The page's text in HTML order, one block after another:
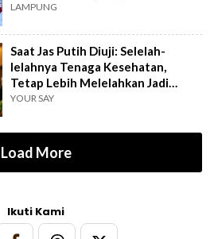
LAMPUNG
Saat Jas Putih Diuji: Selelah-
lelahnya Tenaga Kesehatan,
Tetap Lebih Melelahkan Jadi
Pasien
YOUR SAY
Load More
Ikuti Kami